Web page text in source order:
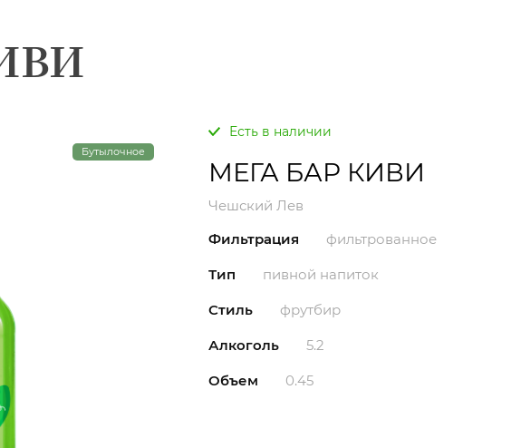
Бутылочное
Есть в наличии
МЕГА БАР КИВИ
Чешский Лев
Фильтрация
фильтрованное
Тип пивной напиток
Стиль фрутбир
Алкоголь 5.2
Объем 0.45